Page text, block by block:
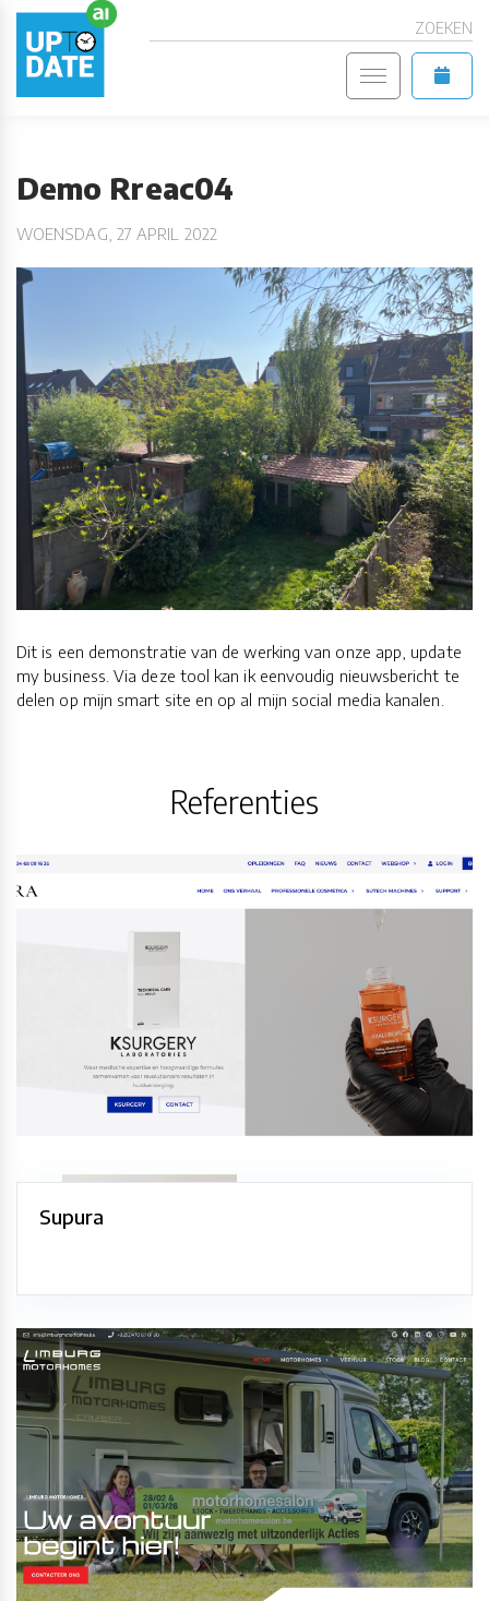
ZOEKEN
Demo Rreac04
WOENSDAG, 27 APRIL 2022
Dit is een demonstratie van de werking van onze app, update
my business. Via deze tool kan ik eenvoudig nieuwsbericht te
delen op mijn smart site en op al mijn social media kanalen.
Referenties
Supura